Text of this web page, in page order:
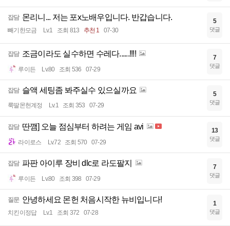
잡담 몬리니... 저는 포x노배우입니다. 반갑습니다.
빼기한모금 Lv.1 조회 813 추천 1 07-30
5
댓글
잡담 조금이라도 실수하면 수레다......!!!!
루이든 Lv.80 조회 536 07-29
7
댓글
잡담 슬액 세팅좀 봐주실수 있으실까요
룩딸몬헌계정 Lv.1 조회 353 07-29
5
댓글
잡담 딴깸] 오늘 점심부터 하려는 게임 avi
라이로스 Lv.72 조회 570 07-29
13
댓글
잡담 파판 아이루 장비 dlc로 라도팔지
루이든 Lv.80 조회 398 07-29
7
댓글
질문 안녕하세요 몬헌 처음시작한 뉴비입니다!
치킨이정답 Lv.1 조회 372 07-28
1
댓글